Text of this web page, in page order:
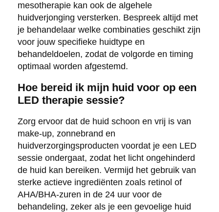
mesotherapie kan ook de algehele
huidverjonging versterken. Bespreek altijd met
je behandelaar welke combinaties geschikt zijn
voor jouw specifieke huidtype en
behandeldoelen, zodat de volgorde en timing
optimaal worden afgestemd.
Hoe bereid ik mijn huid voor op een
LED therapie sessie?
Zorg ervoor dat de huid schoon en vrij is van
make-up, zonnebrand en
huidverzorgingsproducten voordat je een LED
sessie ondergaat, zodat het licht ongehinderd
de huid kan bereiken. Vermijd het gebruik van
sterke actieve ingrediënten zoals retinol of
AHA/BHA-zuren in de 24 uur voor de
behandeling, zeker als je een gevoelige huid